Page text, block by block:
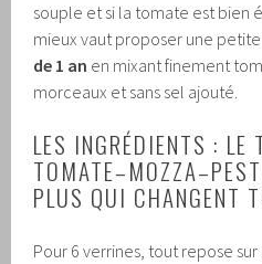
souple et si la tomate est bien
mieux vaut proposer une
de 1 an en mixant finement
morceaux et sans sel ajouté.
LES INGRÉDIENTS : LE
PLUS QUI CHANGENT
Pour 6 verrines, tout repose